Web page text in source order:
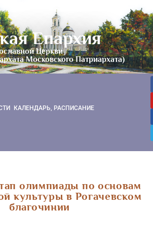
Епархия
Церкви
Московского Патриархата)
КАЛЕНДАРЬ, РАСПИСАНИЕ
олимпиады по основам
культуры в Рогачевском
благочинии